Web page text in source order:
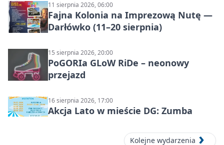
11 sierpnia 2026, 06:00
Fajna Kolonia na Imprezową Nutę —
Darłówko (11–20 sierpnia)
15 sierpnia 2026, 20:00
PoGORIa GLoW RiDe – neonowy
przejazd
16 sierpnia 2026, 17:00
Akcja Lato w mieście DG: Zumba
Kolejne wydarzenia